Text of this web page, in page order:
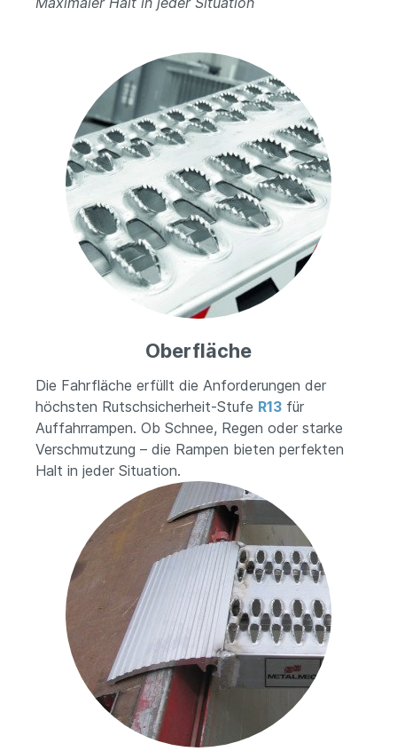
Oberfläche
Die Fahrfläche erfüllt die Anforderungen der
höchsten Rutschsicherheit-Stufe R13 für
Auffahrrampen. Ob Schnee, Regen oder starke
Verschmutzung – die Rampen bieten perfekten
Halt in jeder Situation.